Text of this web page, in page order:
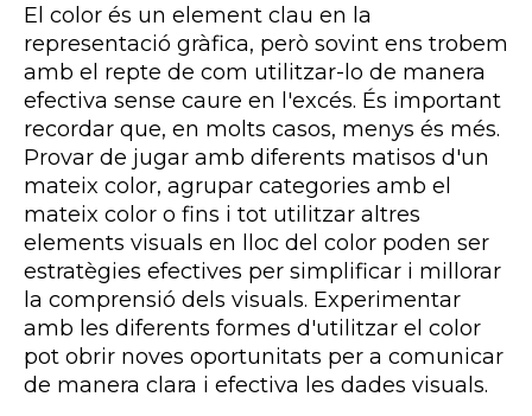
El color és un element clau en la
representació gràfica, però sovint ens trobem
amb el repte de com utilitzar-lo de manera
efectiva sense caure en l'excés. És important
recordar que, en molts casos, menys és més.
Provar de jugar amb diferents matisos d'un
mateix color, agrupar categories amb el
mateix color o fins i tot utilitzar altres
elements visuals en lloc del color poden ser
estratègies efectives per simplificar i millorar
la comprensió dels visuals. Experimentar
amb les diferents formes d'utilitzar el color
pot obrir noves oportunitats per a comunicar
de manera clara i efectiva les dades visuals.